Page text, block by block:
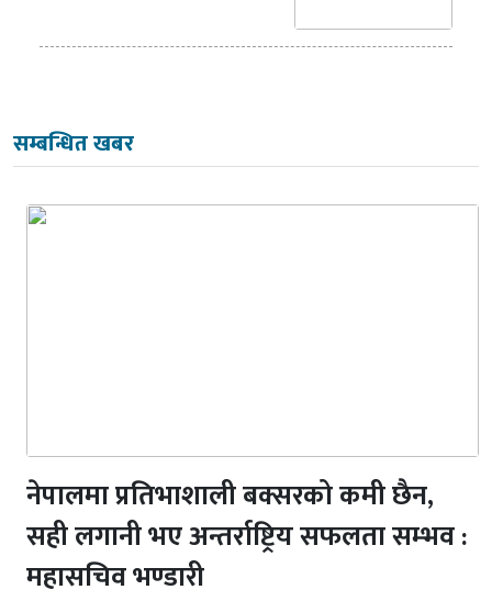
सम्बन्धित खबर
नेपालमा प्रतिभाशाली बक्सरको कमी छैन,
सही लगानी भए अन्तर्राष्ट्रिय सफलता सम्भव :
महासचिव भण्डारी